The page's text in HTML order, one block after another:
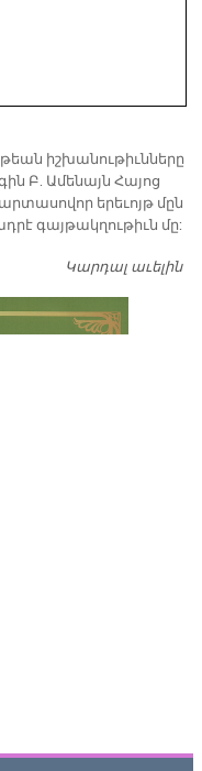
իշխանութիւնները
Բ. Ամենայն Հայոց
երեւոյթ մըն
գայթակղութիւն մը:
Կարդալ աւելին